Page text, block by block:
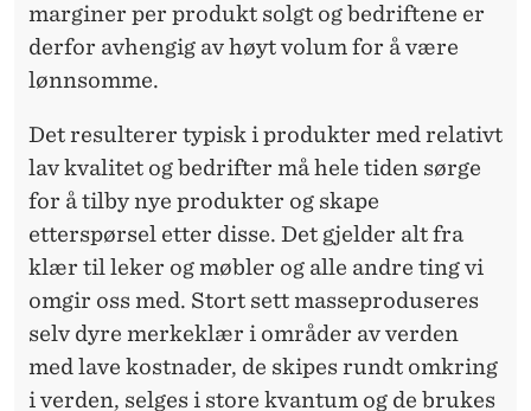
marginer per produkt solgt og bedriftene er
derfor avhengig av høyt volum for å være
lønnsomme.
Det resulterer typisk i produkter med relativt
lav kvalitet og bedrifter må hele tiden sørge
for å tilby nye produkter og skape
etterspørsel etter disse. Det gjelder alt fra
klær til leker og møbler og alle andre ting vi
omgir oss med. Stort sett masseproduseres
selv dyre merkeklær i områder av verden
med lave kostnader, de skipes rundt omkring
i verden, selges i store kvantum og de brukes